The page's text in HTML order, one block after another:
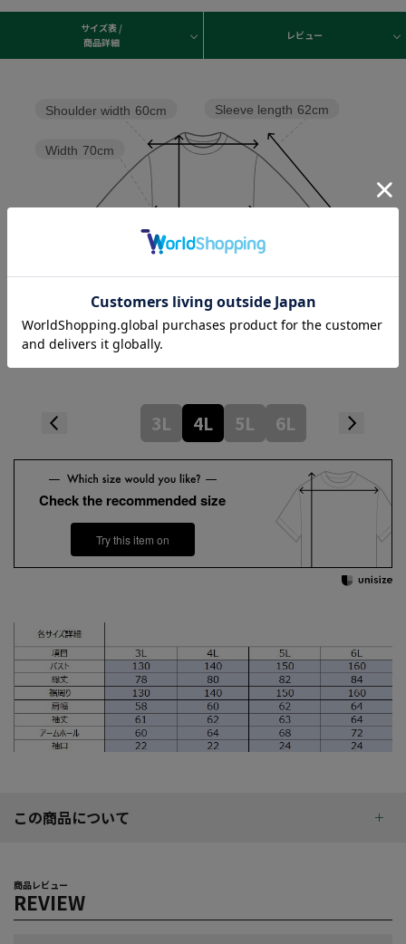
サイズ表 /
商品詳細
レビュー
Sleeve length 62cm
Length 80cm
Width 70cm
Shoulder width 60cm
3L 4L 5L 6L
Check the recommended size
Try this item on
この商品について
商品レビュー
REVIEW